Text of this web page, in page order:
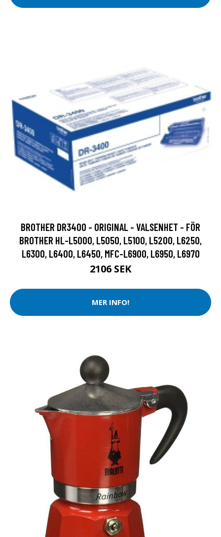
BROTHER DR3400 - ORIGINAL - VALSENHET - FÖR
BROTHER HL-L5000, L5050, L5100, L5200, L6250,
L6300, L6400, L6450, MFC-L6900, L6950, L6970
2106 SEK
MER INFO!